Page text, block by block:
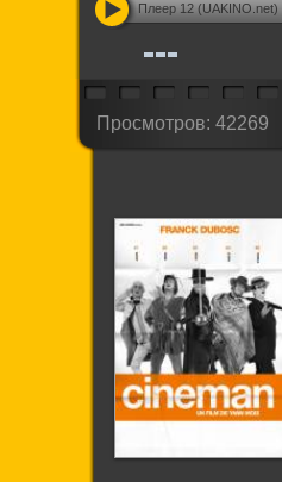
Плеер 12 (UAKINO.net)
Просмотров: 42269